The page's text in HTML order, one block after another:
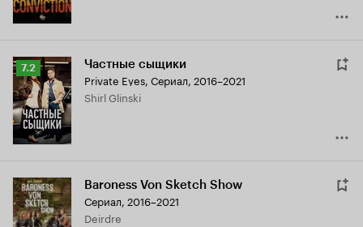
Рейтинг
Кинопоиска
7.2
7.2 Частные сыщики
Private Eyes, Сериал, 2016–2021
Shirl Glinski
Baroness Von Sketch Show
Сериал, 2016–2021
Deirdre